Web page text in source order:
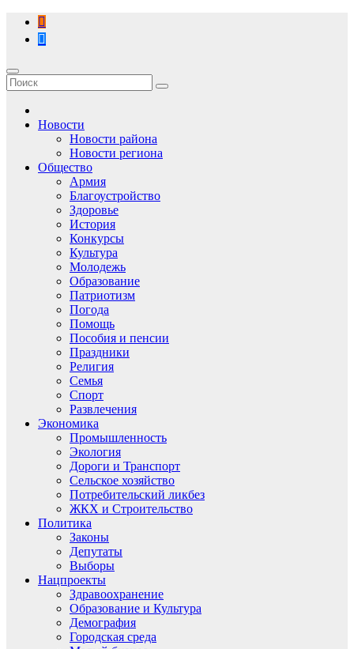
Перейти
содержимому
Новости
Новости района
Новости региона
Общество
Армия
Благоустройство
Здоровье
История
Конкурсы
Культура
Молодежь
Образование
Патриотизм
Погода
Помощь
Пособия и пенсии
Праздники
Религия
Семья
Спорт
Развлечения
Экономика
Промышленность
Экология
Дороги и Транспорт
Сельское хозяйство
Потребительский ликбез
ЖКХ и Строительство
Политика
Законы
Депутаты
Выборы
Нацпроекты
Здравоохранение
Образование и Культура
Демография
Городская среда